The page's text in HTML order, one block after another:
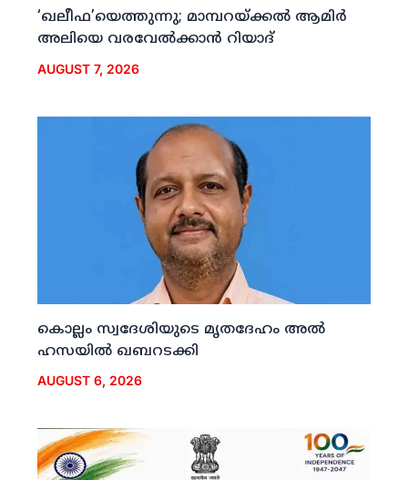
‘ഖലീഫ’യെത്തുന്നു; മാമ്പറയ്ക്കല്‍ ആമിര്‍
അലിയെ വരവേല്‍ക്കാന്‍ റിയാദ്
AUGUST 7, 2026
കൊല്ലം സ്വദേശിയുടെ മൃതദേഹം അല്‍
ഹസയില്‍ ഖബറടക്കി
AUGUST 6, 2026